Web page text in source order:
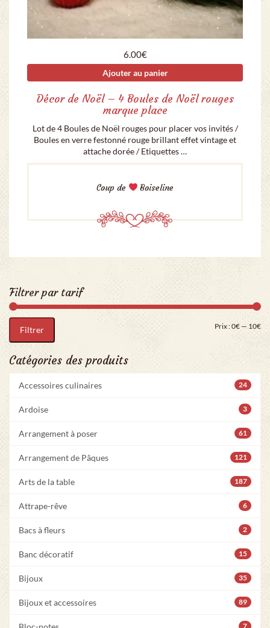
6.00€
Ajouter au panier
Décor de Noël – 4 Boules de Noël rouges
marque place
Lot de 4 Boules de Noël rouges pour placer vos invités /
Boules en verre festonné rouge brillant effet vintage et
attache dorée / Etiquettes …
Coup de Boiseline
Filtrer par tarif
Filtrer Prix :0€— 10€
Catégories des produits
Accessoires culinaires 24
Ardoise 3
Arrangement à poser 61
Arrangement de Pâques 121
Arts de la table 187
Attrape-rêve 6
Bacs à fleurs 2
Banc décoratif 15
Bijoux 35
Bijoux et accessoires 89
7